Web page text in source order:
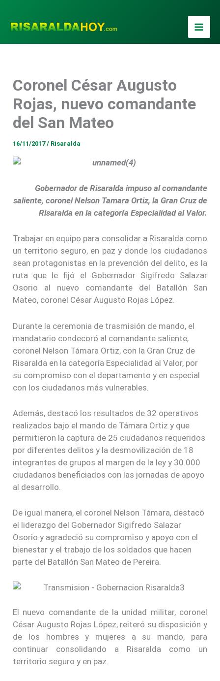
contenido
Coronel César Augusto
Rojas, nuevo comandante
del San Mateo
16/11/2017/ Risaralda
Gobernador de Risaralda impuso al comandante
saliente, coronel Nelson Tamara Ortiz, la Gran Cruz de
Risaralda en la categoría Especialidad al Valor.
Trabajar en equipo para consolidar a Risaralda como
un territorio seguro, en paz y donde los ciudadanos
sean protagonistas en la prevención del delito, es la
ruta que le fijó el Gobernador Sigifredo Salazar
Osorio al nuevo comandante del Batallón San
Mateo, coronel César Augusto Rojas López.
Durante la ceremonia de trasmisión de mando, el
mandatario condecoró al comandante saliente,
coronel Nelson Támara Ortiz, con la Gran Cruz de
Risaralda en la categoría Especialidad al Valor, por
su compromiso con el departamento y en especial
con los ciudadanos más vulnerables.
Además, destacó los resultados de 32 operativos
realizados bajo el mando de Támara Ortiz y que
permitieron la captura de 25 ciudadanos requeridos
por diferentes delitos y la desmovilización de 18
integrantes de grupos al margen de la ley y 30.000
ciudadanos beneficiados con las jornadas de apoyo
al desarrollo.
De igual manera, el coronel Nelson Támara, destacó
el liderazgo del Gobernador Sigifredo Salazar
Osorio y agradeció su compromiso y apoyo con el
bienestar y el trabajo de los soldados que hacen
parte del Batallón San Mateo de Pereira.
El nuevo comandante de la unidad militar, coronel
César Augusto Rojas López, reiteró su disposición y
de los hombres y mujeres a su mando, para
continuar consolidando a Risaralda como un
territorio seguro y en paz.